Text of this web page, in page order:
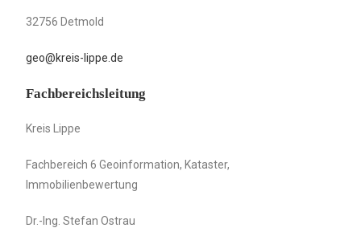
32756 Detmold
geo@kreis-lippe.de
Fachbereichsleitung
Kreis Lippe
Fachbereich 6 Geoinformation, Kataster,
Immobilienbewertung
Dr.-Ing. Stefan Ostrau